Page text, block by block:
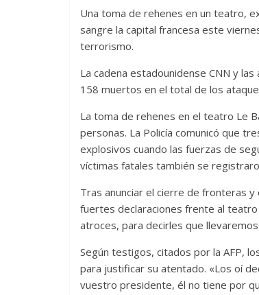
Una toma de rehenes en un teatro,
sangre la capital francesa este
terrorismo.
La cadena estadounidense CNN y
158 muertos en el total de los
La toma de rehenes en el teatro Le
personas. La Policía comunicó que
explosivos cuando las fuerzas de
víctimas fatales también se
Tras anunciar el cierre de fronteras
fuertes declaraciones frente al
atroces, para decirles que
Según testigos, citados por la AFP,
para justificar su atentado. «Los oí
vuestro presidente, él no tiene por